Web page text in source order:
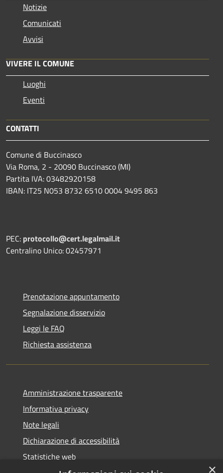
Notizie
Comunicati
Avvisi
VIVERE IL COMUNE
Luoghi
Eventi
CONTATTI
Comune di Buccinasco
Via Roma, 2 - 20090 Buccinasco (MI)
Partita IVA: 03482920158
IBAN: IT25 N053 8732 6510 0004 9495 863
PEC: protocollo@cert.legalmail.it
Centralino Unico: 02457971
Prenotazione appuntamento
Segnalazione disservizio
Leggi le FAQ
Richiesta assistenza
Amministrazione trasparente
Informativa privacy
Note legali
Dichiarazione di accessibilità
Statistiche web
×